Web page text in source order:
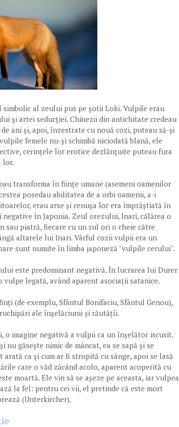
al zeului pus pe șotii Loki. Vulpile erau
și artei seducției. Chinezii din antichitate credeau
ani și, apoi, înzestrate cu nouă cozi, puteau să-și
femele nu-și schimbă niciodată blană, ele
cerințele lor erotice dezlănțuite puteau fura
lor.
transforma în ființe umane (asemeni oamenilor
posedau abilitatea de a orbi oamenii, a-i
erau arse și cenușa lor era împrăștiată în
în Japonia. Zeul orezului, Inari, călărea o
piatră, fiecare cu un sul ori o cheie către
altarele lui Inari. Vârful cozii vulpii era un
sunt numite în limba japoneză "vulpile cerului".
este predominant negativă. În lucrarea lui Durer
vulpe legată, având aparent asociații satanice.
(de exemplu, Sfântul Bonifaciu, Sfântul Genou),
ale înșelăciunii și răutățîi.
o imagine negativă a vulpii ca un înșelător iscusit.
găsește nimic de mâncat, ea se sapă și se
ca și cum ar fi stropită cu sânge, apoi se lasă
care o văd zăcând acolo, aparent acoperită cu
moartă. Ele vin să se așeze pe aceasta, iar vulpea
la fel: pentru cei vii, el pretinde că este mort
(Unterkircher).